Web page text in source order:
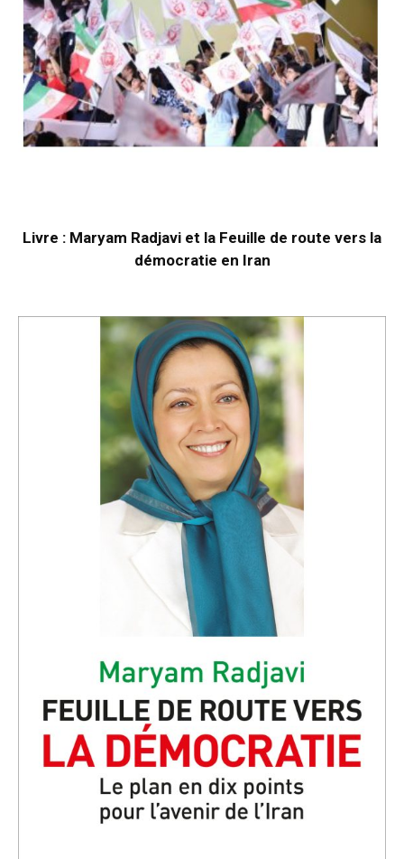
Livre : Maryam Radjavi et la Feuille de route vers la
démocratie en Iran